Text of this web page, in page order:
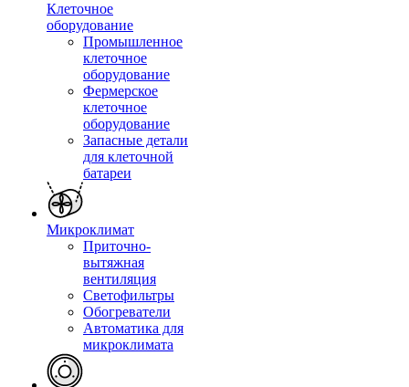
Клеточное
оборудование
Промышленное
клеточное
оборудование
Фермерское
клеточное
оборудование
Запасные детали
для клеточной
батареи
Микроклимат
Приточно-
вытяжная
вентиляция
Светофильтры
Обогреватели
Автоматика для
микроклимата